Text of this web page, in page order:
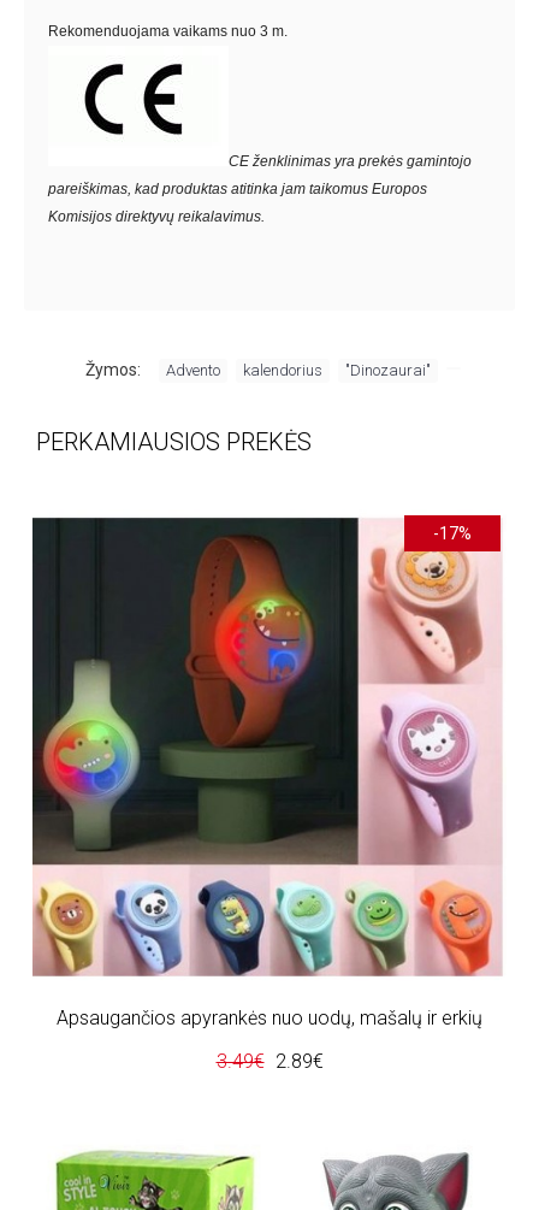
Rekomenduojama vaikams nuo 3 m.
CE ženklinimas yra prekės gamintojo
pareiškimas, kad produktas atitinka jam taikomus Europos
Komisijos direktyvų reikalavimus.
Žymos: Advento kalendorius "Dinozaurai"
PERKAMIAUSIOS PREKĖS
-17%
Apsaugančios apyrankės nuo uodų, mašalų ir erkių
3.49€ 2.89€